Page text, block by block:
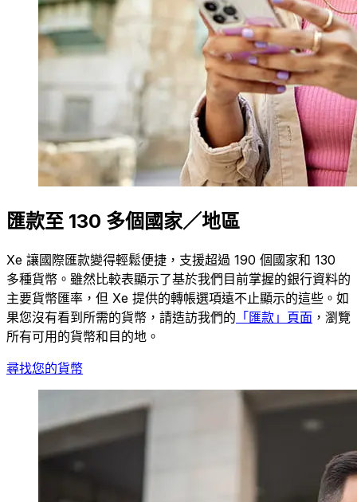
匯款至 130 多個國家／地區
Xe 讓國際匯款變得輕鬆便捷，支援超過 190 個國家和 130
多種貨幣。雖然比較表顯示了基於我們目前掌握的銀行資料的
主要貨幣匯率，但 Xe 提供的轉帳選項遠不止顯示的這些。如
果您沒有看到所需的貨幣，請造訪我們的 「匯款」頁面 ，瀏覽
所有可用的貨幣和目的地。
尋找您的貨幣